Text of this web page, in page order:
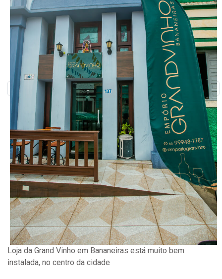
Loja da Grand Vinho em Bananeiras está muito bem
instalada, no centro da cidade